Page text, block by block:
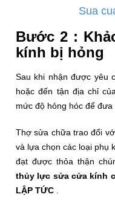
Sua
Bước 2 :
kính bị hỏng
Sau khi nhận được yêu
hoặc đến tận địa chỉ
mức độ hỏng hóc để
Thợ sửa chữa trao đổi
và lựa chọn các loại phụ
đạt được thỏa thận
thủy lực sửa cửa kính
LẬP TỨC